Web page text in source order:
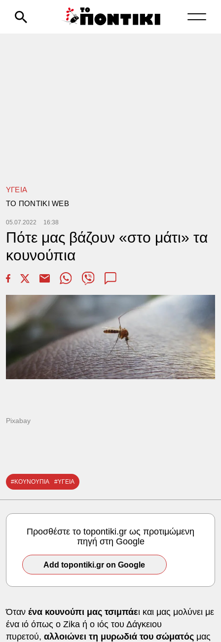
ΥΓΕΙΑ
TΟ ΠΟΝΤΙΚΙ WEB
05.07.2022 16:38
Πότε μας βάζουν «στο μάτι» τα
κουνούπια
Pixabay
#ΚΟΥΝΟΥΠΙΑ #ΥΓΕΙΑ
Προσθέστε το topontiki.gr ως προτιμώμενη
πηγή στη Google
Add topontiki.gr on Google
Όταν ένα κουνούπι μας τσιμπάει και μας μολύνει με
ένα ιό όπως ο Zika ή ο ιός του Δάγκειου
πυρετού, αλλοιώνει τη μυρωδιά του σώματόςμας